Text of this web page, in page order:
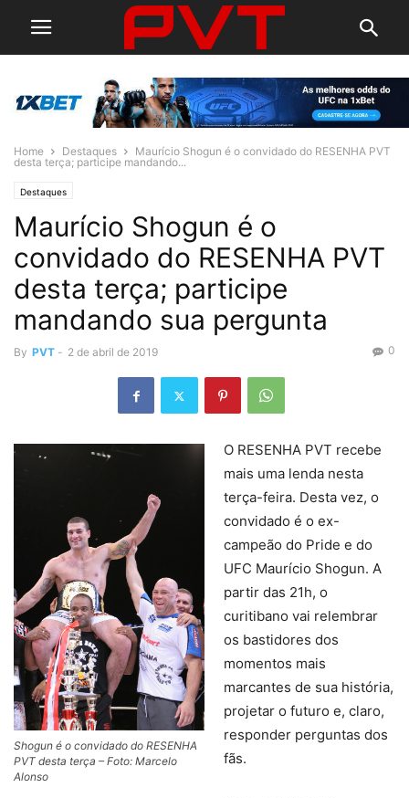
Home Destaques
Maurício Shogun é o convidado do RESENHA PVT
desta terça; participe mandando...
Destaques
Maurício Shogun é o
convidado do RESENHA PVT
desta terça; participe
mandando sua pergunta
By PVT - 2 de abril de 2019 0
Shogun é o convidado do RESENHA
PVT desta terça – Foto: Marcelo
Alonso
O RESENHA PVT recebe
mais uma lenda nesta
terça-feira. Desta vez, o
convidado é o ex-
campeão do Pride e do
UFC Maurício Shogun. A
partir das 21h, o
curitibano vai relembrar
os bastidores dos
momentos mais
marcantes de sua história,
projetar o futuro e, claro,
responder perguntas dos
fãs.